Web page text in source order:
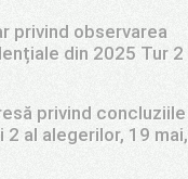
privind observarea
din 2025 Tur 2
privind concluziile
al alegerilor, 19 mai,